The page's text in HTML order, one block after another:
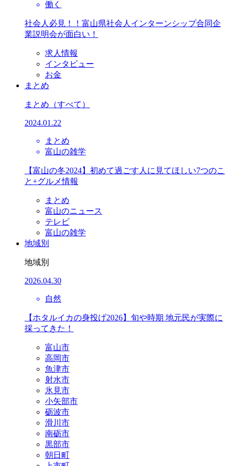
働く
社会人必見！！富山県社会人インターンシップ合同企
業説明会が面白い！
求人情報
インタビュー
お金
まとめ
まとめ （すべて）
2024.01.22
まとめ
富山の雑学
【富山の冬2024】初めて過ごす人に見てほしい7つのこ
と+グルメ情報
まとめ
富山のニュース
テレビ
富山の雑学
地域別
地域別
2026.04.30
自然
【ホタルイカの身投げ2026】旬や時期 地元民が実際に
採ってきた！
富山市
高岡市
魚津市
射水市
氷見市
小矢部市
砺波市
滑川市
南砺市
黒部市
朝日町